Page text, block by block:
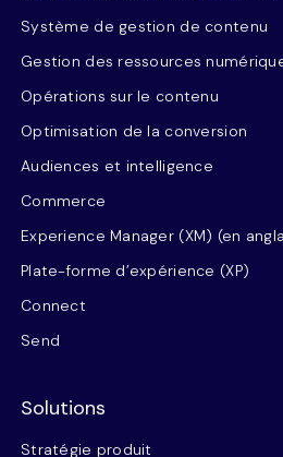
Système de gestion de contenu
Gestion des ressources
Opérations sur le contenu
Optimisation de la conversion
Audiences et intelligence
Commerce
Experience Manager (XM) (en
Plate-forme d’expérience (XP)
Connect
Send
Solutions
Stratégie produit